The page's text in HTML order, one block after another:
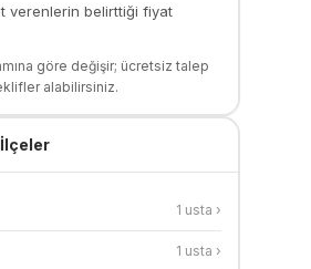
verenlerin belirttiği fiyat
göre değişir; ücretsiz talep
alabilirsiniz.
1 usta ›
1 usta ›